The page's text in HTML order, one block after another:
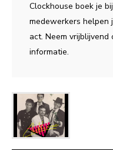
Clockhouse boek je
medewerkers helpen
act. Neem
informatie.